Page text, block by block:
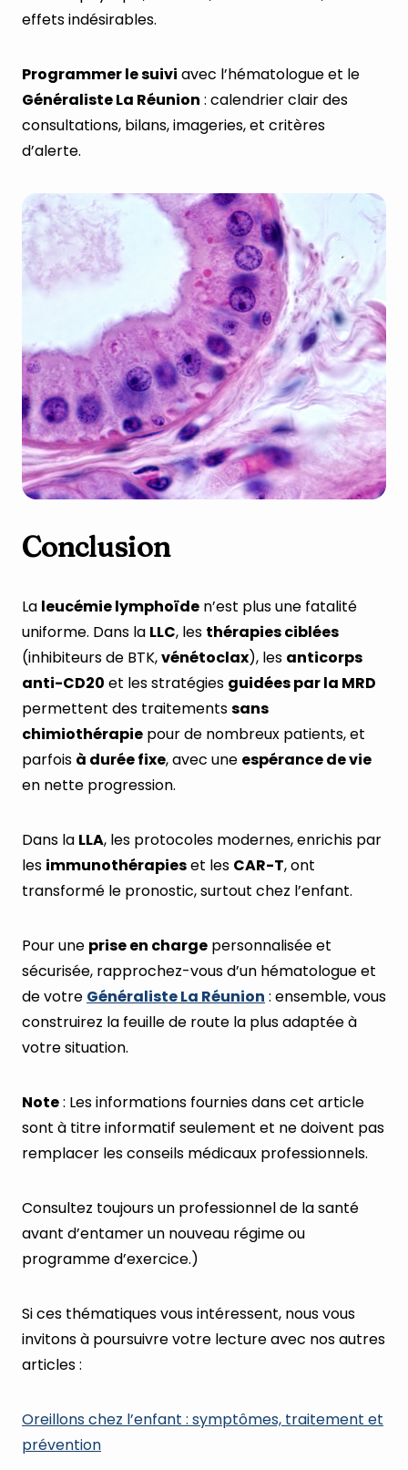
effets indésirables.
Programmer le suivi avec l’hématologue et le
Généraliste La Réunion : calendrier clair des
consultations, bilans, imageries, et critères
d’alerte.
Conclusion
La leucémie lymphoïde n’est plus une fatalité
uniforme. Dans la LLC, les thérapies ciblées
(inhibiteurs de BTK,vénétoclax), les anticorps
anti-CD20 et les stratégies guidées par la MRD
permettent des traitementssans
chimiothérapie pour de nombreux patients, et
parfois à durée fixe, avec une espérance de vie
en nette progression.
Dans la LLA, les protocoles modernes, enrichis par
les immunothérapieset les CAR-T, ont
transformé le pronostic, surtout chez l’enfant.
Pour une prise en charge personnalisée et
sécurisée, rapprochez-vous d’un hématologue et
de votre Généraliste La Réunion : ensemble, vous
construirez la feuille de route la plus adaptée à
votre situation.
Note: Les informations fournies dans cet article
sont à titre informatif seulement et ne doivent pas
remplacer les conseils médicaux professionnels.
Consultez toujours un professionnel de la santé
avant d’entamer un nouveau régime ou
programme d’exercice.)
Si ces thématiques vous intéressent, nous vous
invitons à poursuivre votre lecture avec nos autres
articles :
Oreillons chez l’enfant : symptômes, traitement et
prévention